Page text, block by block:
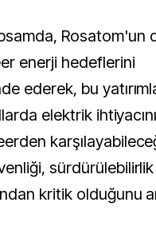
Rosatom'un
enerji hedeflerini
ederek, bu
elektrik
kritik olduğunu